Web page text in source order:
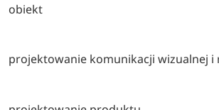
obiekt
projektowanie komunikacji wizualnej i